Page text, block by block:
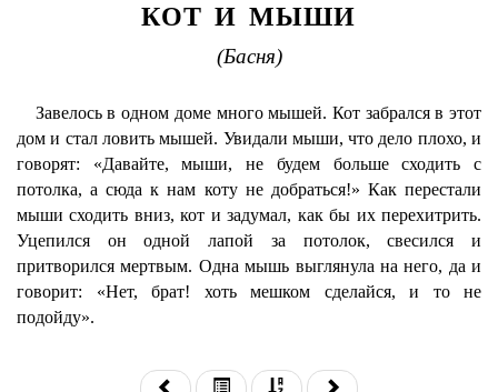
КОТ И МЫШИ
(Басня)
Завелось в одном доме много мышей. Кот забрался в этот
дом и стал ловить мышей. Увидали мыши, что дело плохо, и
говорят: «Давайте, мыши, не будем больше сходить с
потолка, а сюда к нам коту не добраться!» Как перестали
мыши сходить вниз, кот и задумал, как бы их перехитрить.
Уцепился он одной лапой за потолок, свесился и
притворился мертвым. Одна мышь выглянула на него, да и
говорит: «Нет, брат! хоть мешком сделайся, и то не
подойду».